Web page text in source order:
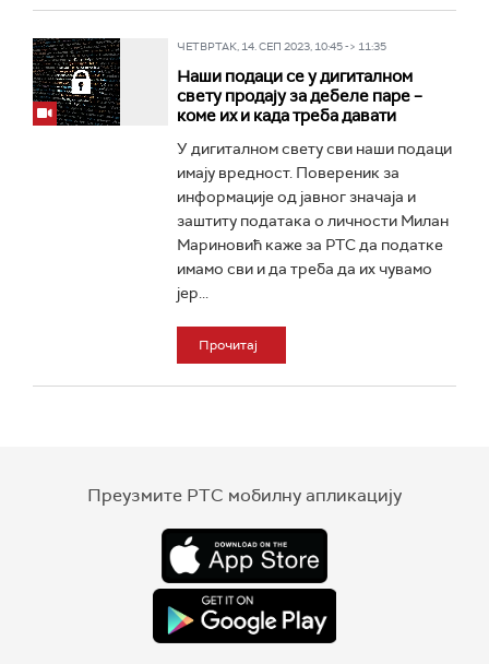
ЧЕТВРТАК, 14. СЕП 2023, 10:45 -> 11:35
Наши подаци се у дигиталном
свету продају за дебеле паре –
коме их и када треба давати
У дигиталном свету сви наши подаци
имају вредност. Повереник за
информације од јавног значаја и
заштиту података о личности Милан
Мариновић каже за РТС да податке
имамо сви и да треба да их чувамо
јер...
Прочитај
Преузмите РТС мобилну апликацију